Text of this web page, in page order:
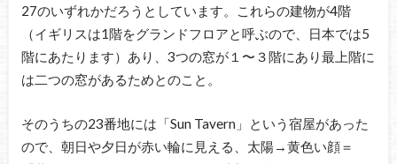
27のいずれかだろうとしています。これらの建物が4階
（イギリスは1階をグランドフロアと呼ぶので、日本では5
階にあたります）あり、3つの窓が１〜３階にあり最上階に
は二つの窓があるためとのこと。
そのうちの23番地には「Sun Tavern」という宿屋があった
ので、朝日や夕日が赤い輪に見える、太陽→黄色い顔＝